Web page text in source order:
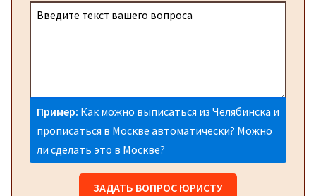
Пример: Как можно выписаться из Челябинска и
прописаться в Москве автоматически? Можно
ли сделать это в Москве?
ЗАДАТЬ ВОПРОС ЮРИСТУ